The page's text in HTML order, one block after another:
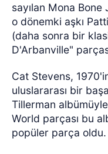
sayılan Mona Bone
o dönemki aşkı
(daha sonra bir
D'Arbanville"
Cat Stevens,
uluslararası bir
Tillerman
World parçası bu
popüler parça oldu.